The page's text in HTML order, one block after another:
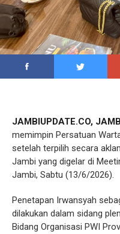
JAMBIUPDATE.CO,
memimpin Persatuan
setelah terpilih secara
Jambi yang digelar di
Jambi, Sabtu (13/6/2026).
Penetapan Irwansyah
dilakukan dalam sidang
Bidang Organisasi PWI